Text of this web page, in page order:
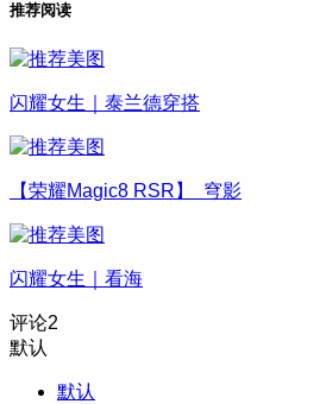
推荐阅读
闪耀女生｜泰兰德穿搭
【荣耀Magic8 RSR】 穹影
闪耀女生｜看海
评论2
默认
默认